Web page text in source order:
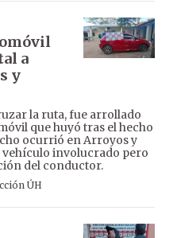
a
y
la ruta, fue arrollado
que huyó tras el hecho
ocurrió en Arroyos y
vehículo involucrado pero
del conductor.
ÚH